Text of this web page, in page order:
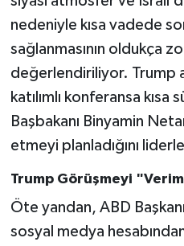
nedeniyle kısa vadede
sağlanmasının oldukça
değerlendiriliyor. Trump
katılımlı konferansa kısa
Başbakanı Binyamin
etmeyi planladığını
Trump Görüşmeyi
Öte yandan, ABD
sosyal medya